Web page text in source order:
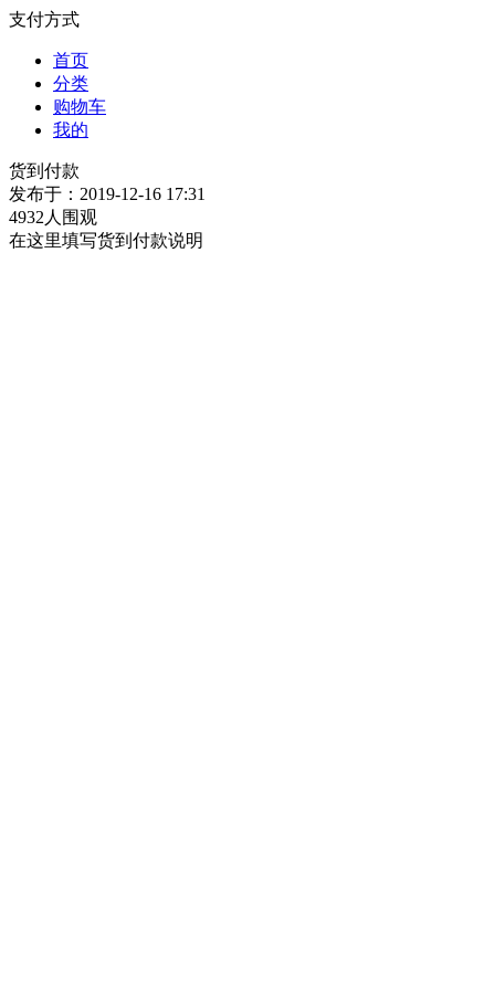
支付方式
首页
分类
购物车
我的
货到付款
发布于：2019-12-16 17:31
4932人围观
在这里填写货到付款说明